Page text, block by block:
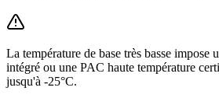
La température de base très basse impose
intégré ou une PAC haute température
jusqu'à -25°C.